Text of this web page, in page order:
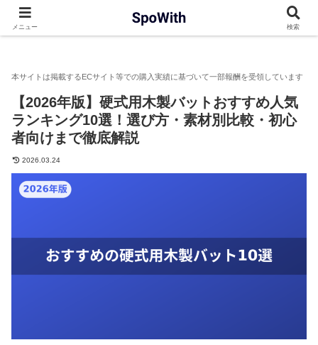
野球・ソフトボール バット 【2026年版】硬式
【2026年版】硬式用木製バットおすすめ人気
ランキング10選！選び方・素材別比較・初心
者向けまで徹底解説
2026.03.24
メニュー 検索